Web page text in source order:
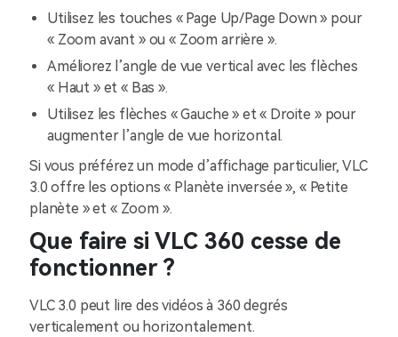
Utilisez les touches « Page Up/Page Down » pour
« Zoom avant » ou « Zoom arrière ».
Améliorez l’angle de vue vertical avec les flèches
« Haut » et « Bas ».
Utilisez les flèches « Gauche » et « Droite » pour
augmenter l’angle de vue horizontal.
Si vous préférez un mode d’affichage particulier, VLC
3.0 offre les options « Planète inversée », « Petite
planète » et « Zoom ».
Que faire si VLC 360 cesse de
fonctionner ?
VLC 3.0 peut lire des vidéos à 360 degrés
verticalement ou horizontalement.